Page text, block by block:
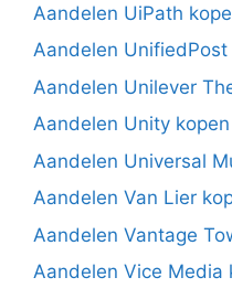
Aandelen UiPath
Aandelen UnifiedPost
Aandelen Unilever
Aandelen Unity kopen
Aandelen Universal
Aandelen Van Lier
Aandelen Vantage
Aandelen Vice Media